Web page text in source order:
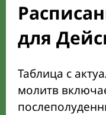
для
Таблица с
молитв